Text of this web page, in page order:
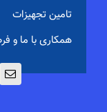
تامین تجهیزات
همکاری با ما و